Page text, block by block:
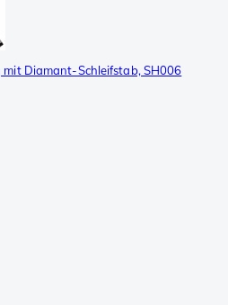
Diamant-Schleifstab, SH006